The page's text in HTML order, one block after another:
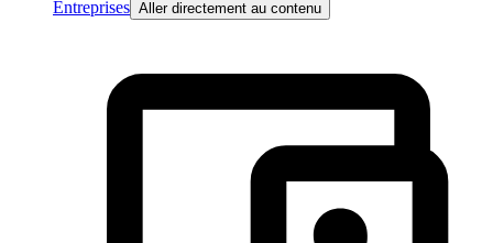
Entreprises Aller directement au contenu